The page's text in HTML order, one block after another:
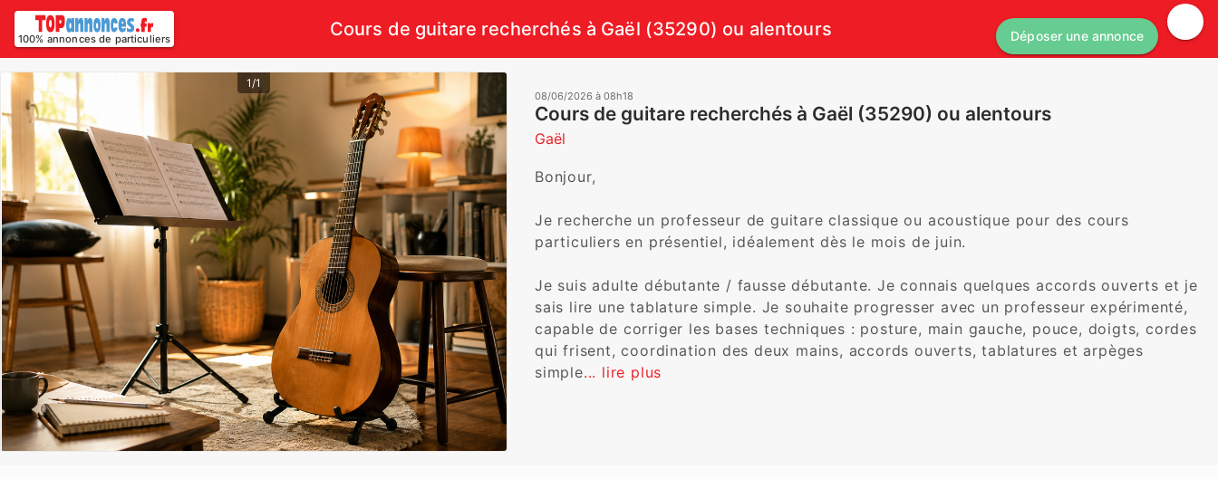
100% annonces de particuliers Cours de guitare recherchés à Gaël (35290) ou alentours Déposer une annonce
1/1
08/06/2026 à 08h18
Cours de guitare recherchés à Gaël (35290) ou alentours
Gaël
Bonjour,
Je recherche un professeur de guitare classique ou acoustique pour des cours
particuliers en présentiel, idéalement dès le mois de juin.
Je suis adulte débutante / fausse débutante. Je connais quelques accords ouverts et je
sais lire une tablature simple. Je souhaite progresser avec un professeur expérimenté,
capable de corriger les bases techniques : posture, main gauche, pouce, doigts, cordes
qui frisent, coordination des deux mains, accords ouverts, tablatures et arpèges
simple... lire plus